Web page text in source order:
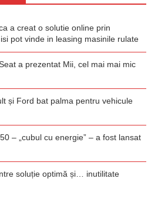
a creat o solutie online prin
pot vinde in leasing masinile rulate
a prezentat Mii, cel mai mai mic
și Ford bat palma pentru vehicule
– „cubul cu energie” – a fost lansat
soluție optimă și… inutilitate